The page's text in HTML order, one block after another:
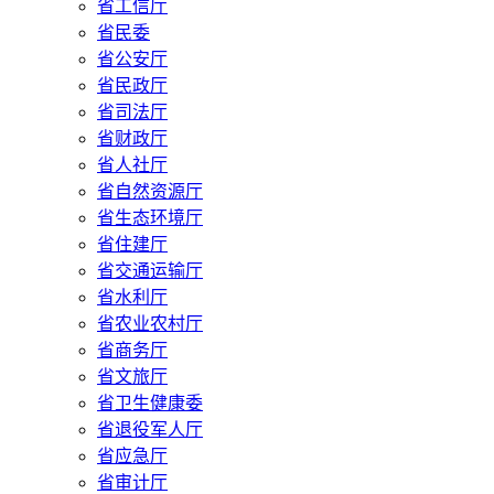
省工信厅
省民委
省公安厅
省民政厅
省司法厅
省财政厅
省人社厅
省自然资源厅
省生态环境厅
省住建厅
省交通运输厅
省水利厅
省农业农村厅
省商务厅
省文旅厅
省卫生健康委
省退役军人厅
省应急厅
省审计厅